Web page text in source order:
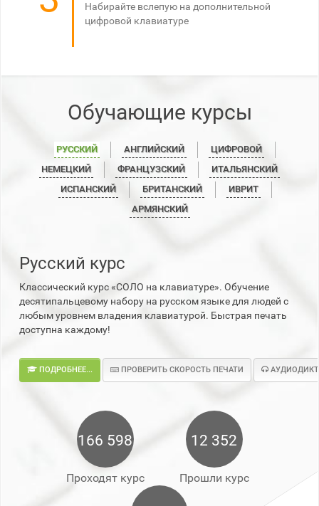
Набирайте вслепую на дополнительной
цифровой клавиатуре
Обучающие курсы
РУССКИЙ АНГЛИЙСКИЙ
ЦИФРОВОЙ
НЕМЕЦКИЙ
ФРАНЦУЗСКИЙ
ИТАЛЬЯНСКИЙ
ИСПАНСКИЙ
БРИТАНСКИЙ
ИВРИТ
АРМЯНСКИЙ
Русский курс
Классический курс «СОЛО на клавиатуре». Обучение
десятипальцевому набору на русском языке для людей с
любым уровнем владения клавиатурой. Быстрая печать
доступна каждому!
ПОДРОБНЕЕ... ПРОВЕРИТЬ СКОРОСТЬ ПЕЧАТИ
166 598
Проходят курс
12 352
Прошли курс